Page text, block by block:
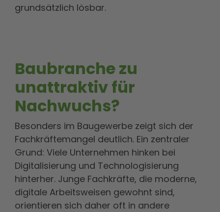
grundsätzlich lösbar.
Baubranche zu
unattraktiv für
Nachwuchs?
Besonders im Baugewerbe zeigt sich der
Fachkräftemangel deutlich. Ein zentraler
Grund: Viele Unternehmen hinken bei
Digitalisierung und Technologisierung
hinterher. Junge Fachkräfte, die moderne,
digitale Arbeitsweisen gewohnt sind,
orientieren sich daher oft in andere